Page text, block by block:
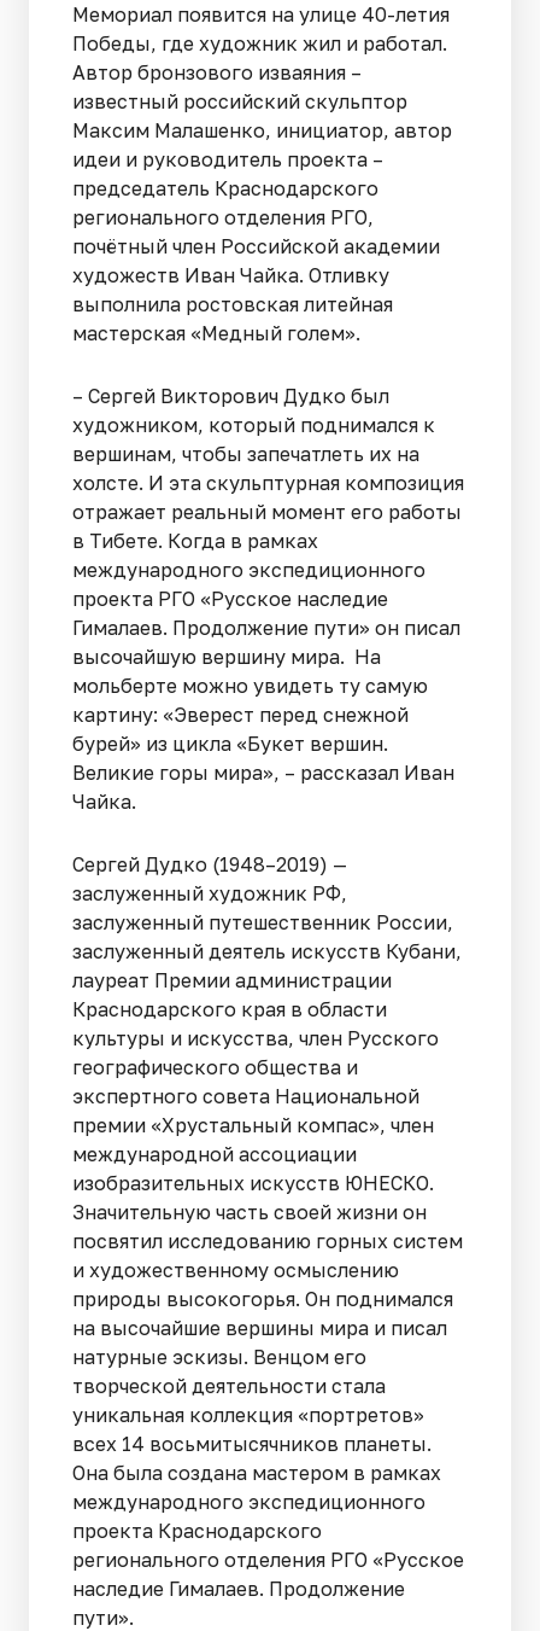
Мемориал появится на улице 40-летия
Победы, где художник жил и работал.
Автор бронзового изваяния –
известный российский скульптор
Максим Малашенко, инициатор, автор
идеи и руководитель проекта –
председатель Краснодарского
регионального отделения РГО,
почётный член Российской академии
художеств Иван Чайка. Отливку
выполнила ростовская литейная
мастерская «Медный голем».
– Сергей Викторович Дудко был
художником, который поднимался к
вершинам, чтобы запечатлеть их на
холсте. И эта скульптурная композиция
отражает реальный момент его работы
в Тибете. Когда в рамках
международного экспедиционного
проекта РГО «Русское наследие
Гималаев. Продолжение пути» он писал
высочайшую вершину мира. На
мольберте можно увидеть ту самую
картину: «Эверест перед снежной
бурей» из цикла «Букет вершин.
Великие горы мира», – рассказал Иван
Чайка.
Сергей Дудко (1948–2019) —
заслуженный художник РФ,
заслуженный путешественник России,
заслуженный деятель искусств Кубани,
лауреат Премии администрации
Краснодарского края в области
культуры и искусства, член Русского
географического общества и
экспертного совета Национальной
премии «Хрустальный компас», член
международной ассоциации
изобразительных искусств ЮНЕСКО.
Значительную часть своей жизни он
посвятил исследованию горных систем
и художественному осмыслению
природы высокогорья. Он поднимался
на высочайшие вершины мира и писал
натурные эскизы. Венцом его
творческой деятельности стала
уникальная коллекция «портретов»
всех 14 восьмитысячников планеты.
Она была создана мастером в рамках
международного экспедиционного
проекта Краснодарского
регионального отделения РГО «Русское
наследие Гималаев. Продолжение
пути».